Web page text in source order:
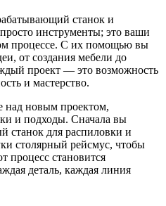
станок и
инструменты; это ваши
процессе. С их помощью вы
от создания мебели до
проект — это возможность
и мастерство.
над новым проектом,
и подходы. Сначала вы
станок для распиловки и
столярный рейсмус, чтобы
процесс становится
деталь, каждая линия